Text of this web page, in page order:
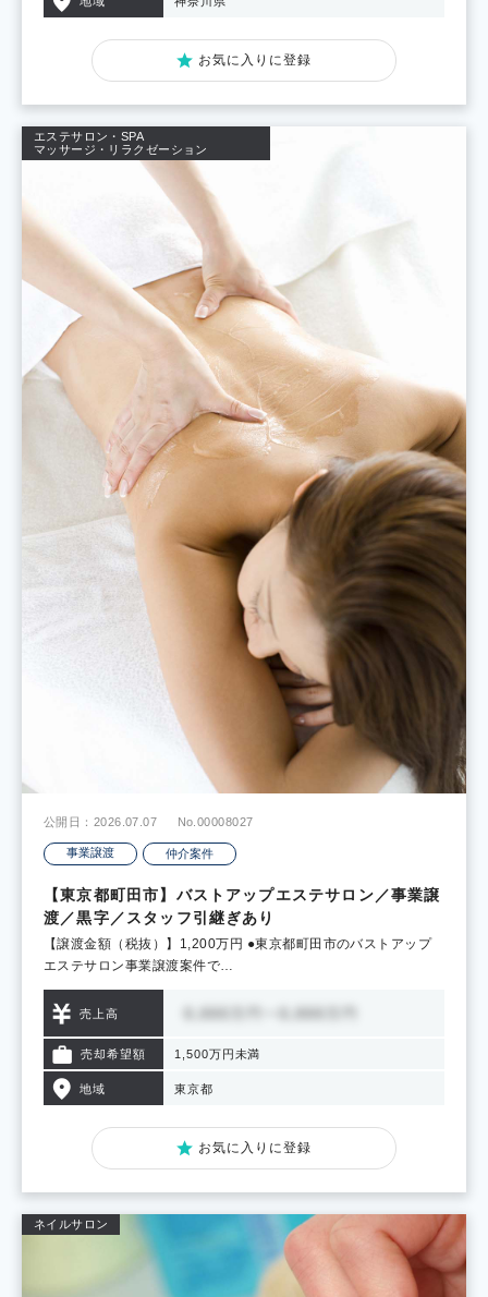
お気に入りに登録
エステサロン・SPA
マッサージ・リラクゼーション
公開日：2026.07.07 No.00008027
事業譲渡 仲介案件
【東京都町田市】バストアップエステサロン／事業譲
渡／黒字／スタッフ引継ぎあり
【譲渡金額（税抜）】1,200万円 ●東京都町田市のバストアップ
エステサロン事業譲渡案件で…
売上高
売却希望額 1,500万円未満
地域 東京都
お気に入りに登録
ネイルサロン